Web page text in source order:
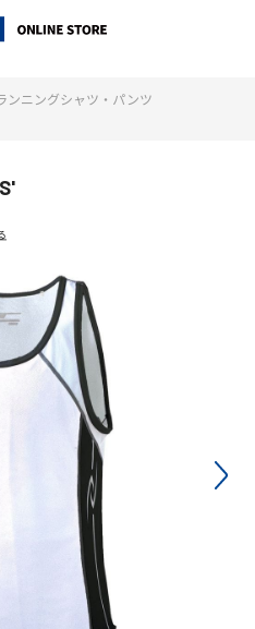
ンニングシャツ・パンツ